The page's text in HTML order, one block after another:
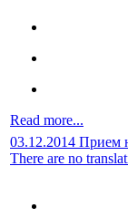
Read more...
03.12.2014 Прием
There are no